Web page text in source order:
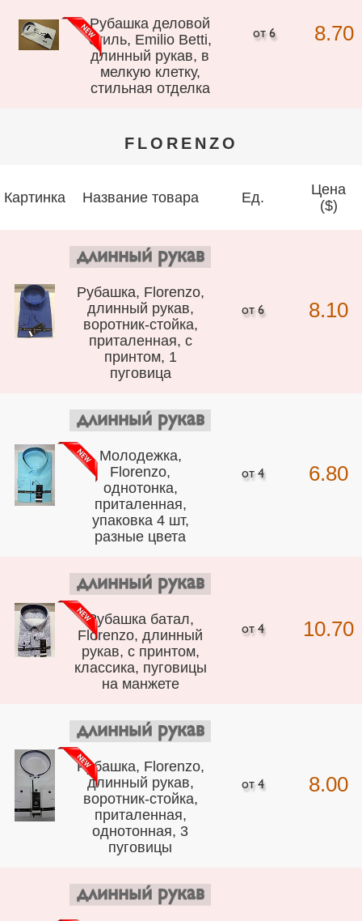
Рубашка деловой
стиль, Emilio Betti,
длинный рукав, в
мелкую клетку,
стильная отделка
8.70
FLORENZO
Картинка Название товара Ед.
Цена
($)
длинный рукав
Рубашка, Florenzo,
длинный рукав,
воротник-стойка,
приталенная, с
принтом, 1
пуговица
8.10
длинный рукав
Молодежка,
Florenzo,
однотонка,
приталенная,
упаковка 4 шт,
разные цвета
6.80
длинный рукав
Рубашка батал,
Florenzo, длинный
рукав, с принтом,
классика, пуговицы
на манжете
10.70
длинный рукав
Рубашка, Florenzo,
длинный рукав,
воротник-стойка,
приталенная,
однотонная, 3
пуговицы
8.00
длинный рукав